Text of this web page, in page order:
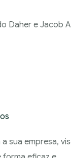
Daher e Jacob
sua empresa,